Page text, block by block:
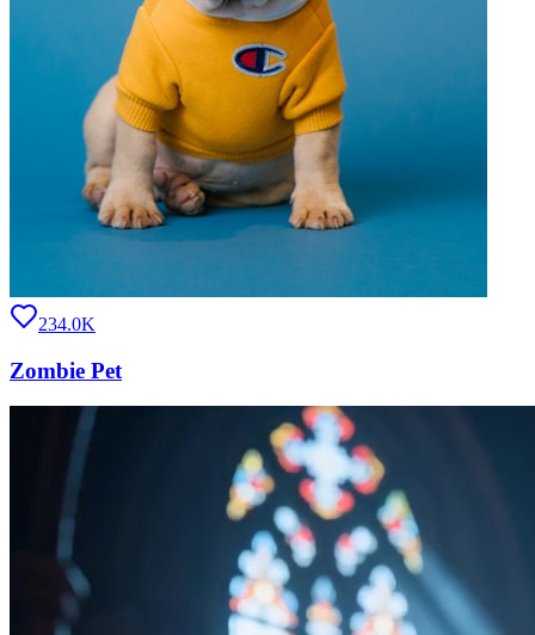
234.0K
Zombie Pet